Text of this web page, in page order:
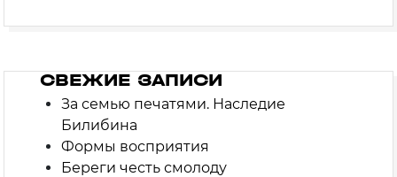
СВЕЖИЕ ЗАПИСИ
За семью печатями. Наследие
Билибина
Формы восприятия
Береги честь смолоду